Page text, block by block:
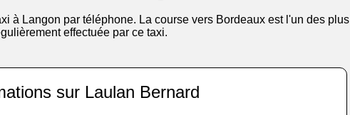
à Langon par téléphone. La course vers Bordeaux est l'un des plus
effectuée par ce taxi.
sur Laulan Bernard